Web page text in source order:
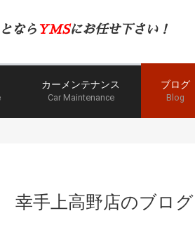
なら YMSにお任せ下さい！
カーメンテナンス
Car Maintenance
ブログ
Blog
幸手上高野店のブログ